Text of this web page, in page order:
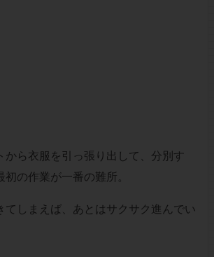
から衣服を引っ張り出して、分別す
の作業が一番の難所。
てしまえば、あとはサクサク進んでい